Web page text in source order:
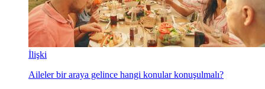
İlişki
Aileler bir araya gelince hangi konular konuşulmalı?